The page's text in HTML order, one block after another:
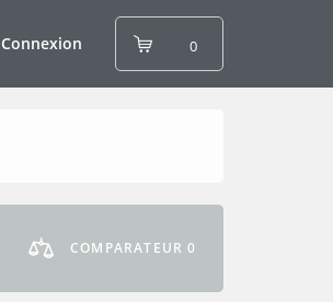
Connexion 0
COMPARATEUR0